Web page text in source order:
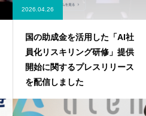
2026.04.26
国の助成金を活用した「AI社
員化リスキリング研修」提供
開始に関するプレスリリース
を配信しました